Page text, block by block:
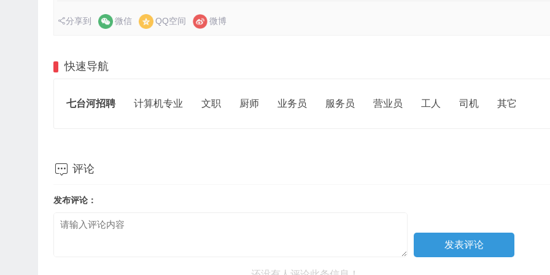
分享到 微信 QQ空间 微博
快速导航
七台河招聘 计算机专业 文职 厨师 业务员 服务员 营业员 工人 司机 其它
 评论
发布评论：